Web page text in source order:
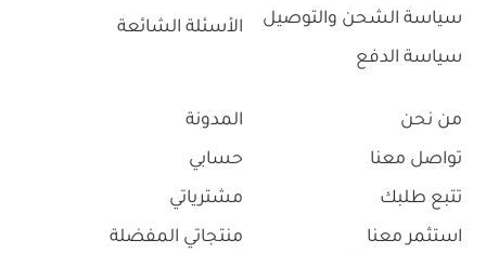
سياسة الشحن والتوصيل
سياسة الدفع
الأسئلة الشائعة
من نحن
تواصل معنا
تتبع طلبك
استثمر معنا
المدونة
حسابي
مشترياتي
منتجاتي المفضلة